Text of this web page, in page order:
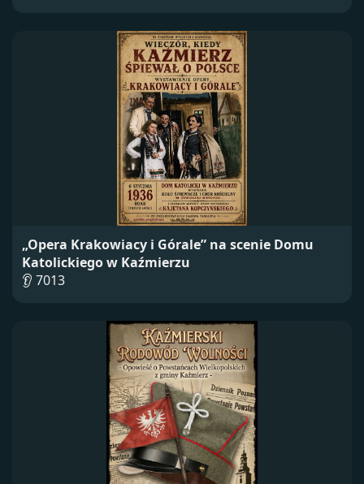
„Opera Krakowiacy i Górale” na scenie Domu
Katolickiego w Kaźmierzu
👂 7013